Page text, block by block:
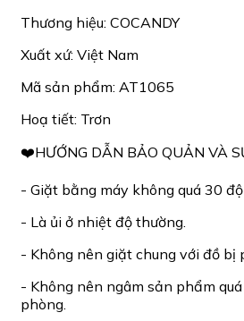
Thương hiệu: COCANDY
Xuất xứ: Việt Nam
Mã sản phẩm: AT1065
Hoạ tiết: Trơn
❤️HƯỚNG DẪN BẢO QUẢN VÀ
- Giặt bằng máy không quá 30
- Là ủi ở nhiệt độ thường.
- Không nên giặt chung với đồ bị
- Không nên ngâm sản phẩm
phòng.